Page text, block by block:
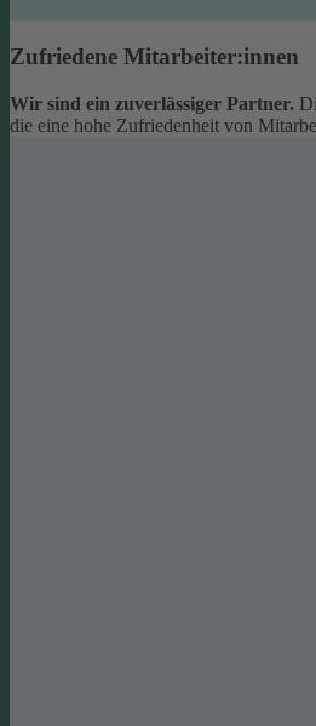
Zufriedene Mitarbeiter:innen
Wir sind ein zuverlässiger Partner.
die eine hohe Zufriedenheit von